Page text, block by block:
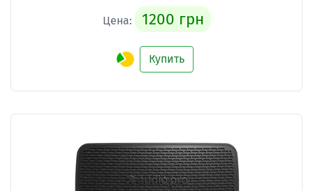
Цена: 1200 грн
Купить